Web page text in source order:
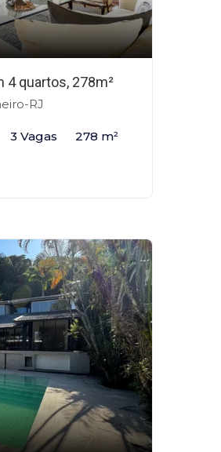
4 quartos, 278m²
RJ
3 Vagas 278 m²